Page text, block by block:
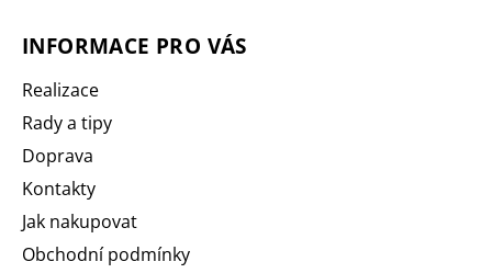
INFORMACE PRO VÁS
Realizace
Rady a tipy
Doprava
Kontakty
Jak nakupovat
Obchodní podmínky